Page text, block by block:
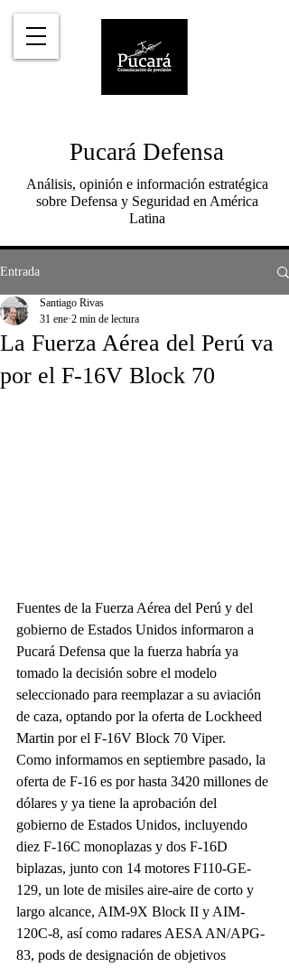
Pucará Defensa
Análisis, opinión e información estratégica
sobre Defensa y Seguridad en América
Latina
Entrada
La Fuerza Aérea del Perú va
por el F-16V Block 70
Santiago Rivas
31 ene 2 min de lectura
Fuentes de la Fuerza Aérea del Perú y del
gobierno de Estados Unidos informaron a
Pucará Defensa que la fuerza habría ya
tomado la decisión sobre el modelo
seleccionado para reemplazar a su aviación
de caza, optando por la oferta de Lockheed
Martin por el F-16V Block 70 Viper.
Como informamos en septiembre pasado, la
oferta de F-16 es por hasta 3420 millones de
dólares y ya tiene la aprobación del
gobierno de Estados Unidos, incluyendo
diez F-16C monoplazas y dos F-16D
biplazas, junto con 14 motores F110-GE-
129, un lote de misiles aire-aire de corto y
largo alcance, AIM-9X Block II y AIM-
120C-8, así como radares AESA AN/APG-
83, pods de designación de objetivos